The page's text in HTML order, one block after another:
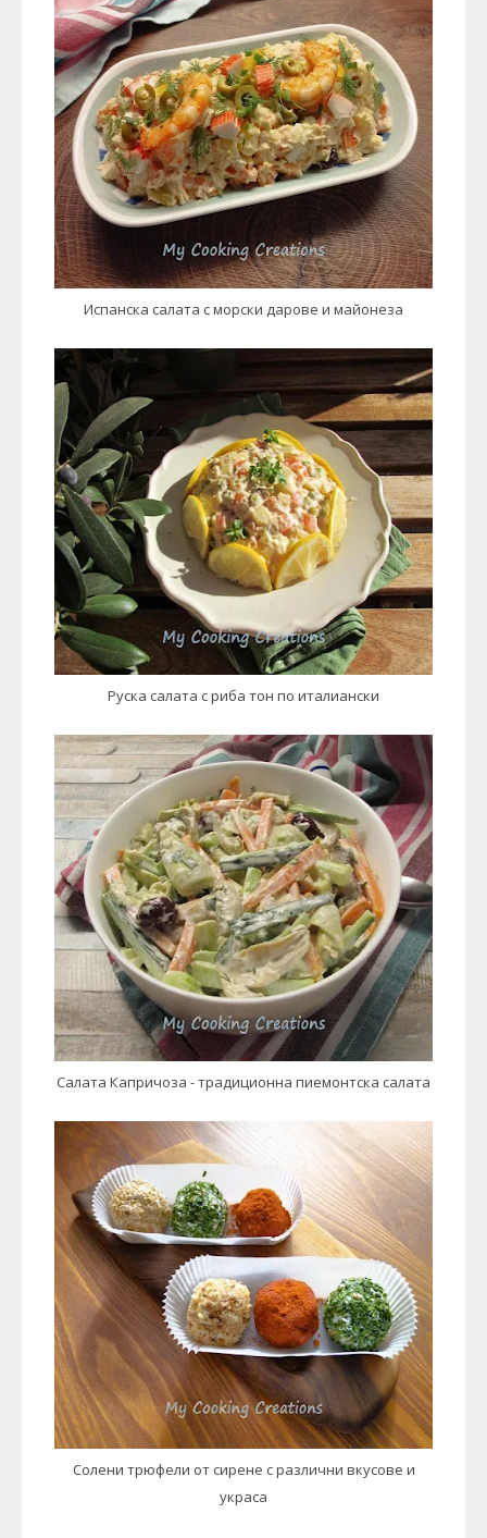
Испанска салата с морски дарове и майонеза
Руска салата с риба тон по италиански
Салата Капричоза - традиционна пиемонтска салата
Солени трюфели от сирене с различни вкусове и
украса